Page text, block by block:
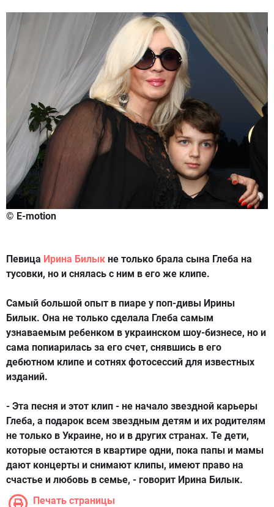
© E-motion
Певица Ирина Билык не только брала сына Глеба на
тусовки, но и снялась с ним в его же клипе.
Самый большой опыт в пиаре у поп-дивы Ирины
Билык. Она не только сделала Глеба самым
узнаваемым ребенком в украинском шоу-бизнесе, но и
сама попиарилась за его счет, снявшись в его
дебютном клипе и сотнях фотосессий для известных
изданий.
- Эта песня и этот клип - не начало звездной карьеры
Глеба, а подарок всем звездным детям и их родителям
не только в Украине, но и в других странах. Те дети,
которые остаются в квартире одни, пока папы и мамы
дают концерты и снимают клипы, имеют право на
счастье и любовь в семье, - говорит Ирина Билык.
Печать страницы